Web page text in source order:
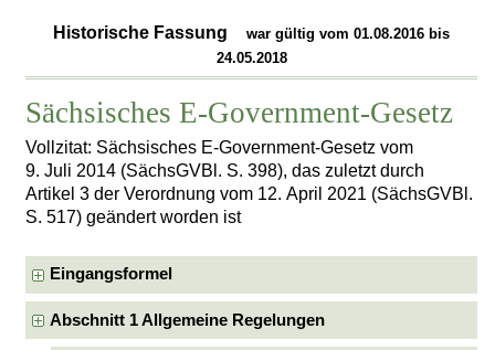
Historische Fassung
war gültig vom 01.08.2016 bis
24.05.2018
Sächsisches E-Government-Gesetz
Vollzitat: Sächsisches E-Government-Gesetz vom
9. Juli 2014 (SächsGVBl. S. 398), das zuletzt durch
Artikel 3 der Verordnung vom 12. April 2021 (SächsGVBl.
S. 517) geändert worden ist
Eingangsformel
Abschnitt 1 Allgemeine Regelungen